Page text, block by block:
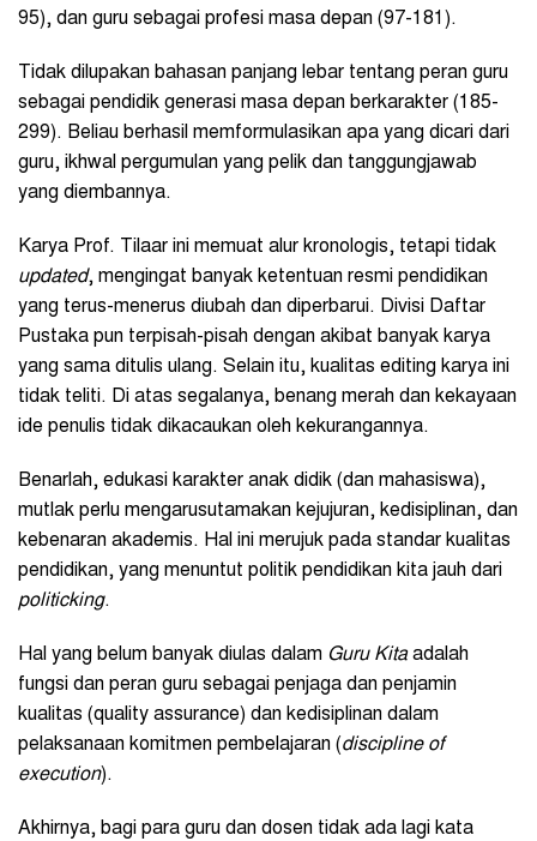
95), dan guru sebagai profesi masa depan (97-181).
Tidak dilupakan bahasan panjang lebar tentang peran guru
sebagai pendidik generasi masa depan berkarakter (185-
299). Beliau berhasil memformulasikan apa yang dicari dari
guru, ikhwal pergumulan yang pelik dan tanggungjawab
yang diembannya.
Karya Prof. Tilaar ini memuat alur kronologis, tetapi tidak
updated, mengingat banyak ketentuan resmi pendidikan
yang terus-menerus diubah dan diperbarui. Divisi Daftar
Pustaka pun terpisah-pisah dengan akibat banyak karya
yang sama ditulis ulang. Selain itu, kualitas editing karya ini
tidak teliti. Di atas segalanya, benang merah dan kekayaan
ide penulis tidak dikacaukan oleh kekurangannya.
Benarlah, edukasi karakter anak didik (dan mahasiswa),
mutlak perlu mengarusutamakan kejujuran, kedisiplinan, dan
kebenaran akademis. Hal ini merujuk pada standar kualitas
pendidikan, yang menuntut politik pendidikan kita jauh dari
politicking.
Hal yang belum banyak diulas dalam Guru Kitaadalah
fungsi dan peran guru sebagai penjaga dan penjamin
kualitas (quality assurance) dan kedisiplinan dalam
pelaksanaan komitmen pembelajaran (discipline of
execution).
Akhirnya, bagi para guru dan dosen tidak ada lagi kata